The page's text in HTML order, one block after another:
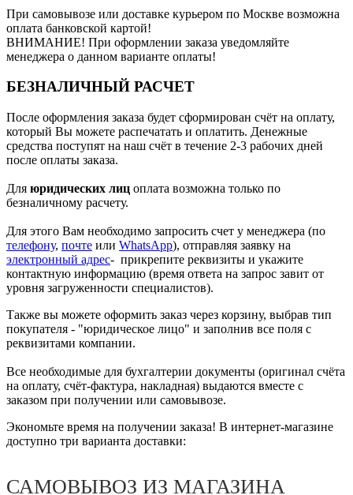
При самовывозе или доставке курьером по Москве возможна
оплата банковской картой!
ВНИМАНИЕ! При оформлении заказа уведомляйте
менеджера о данном варианте оплаты!
БЕЗНАЛИЧНЫЙ РАСЧЕТ
После оформления заказа будет сформирован счёт на оплату,
который Вы можете распечатать и оплатить. Денежные
средства поступят на наш счёт в течение 2-3 рабочих дней
после оплаты заказа.
Для юридических лиц оплата возможна только по
безналичному расчету.
Для этого Вам необходимо запросить счет у менеджера (по
телефону, почте или WhatsApp), отправляя заявку на
электронный адрес- прикрепите реквизиты и укажите
контактную информацию (время ответа на запрос завит от
уровня загруженности специалистов).
Также вы можете оформить заказ через корзину, выбрав тип
покупателя - "юридическое лицо" и заполнив все поля с
реквизитами компании.
Все необходимые для бухгалтерии документы (оригинал счёта
на оплату, счёт-фактура, накладная) выдаются вместе с
заказом при получении или самовывозе.
Экономьте время на получении заказа! В интернет-магазине
доступно три варианта доставки:
САМОВЫВОЗ ИЗ МАГАЗИНА